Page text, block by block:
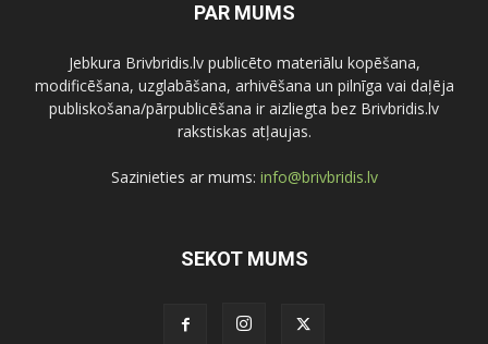
PAR MUMS
Jebkura Brivbridis.lv publicēto materiālu kopēšana,
modificēšana, uzglabāšana, arhivēšana un pilnīga vai daļēja
publiskošana/pārpublicēšana ir aizliegta bez Brivbridis.lv
rakstiskas atļaujas.
Sazinieties ar mums: info@brivbridis.lv
SEKOT MUMS